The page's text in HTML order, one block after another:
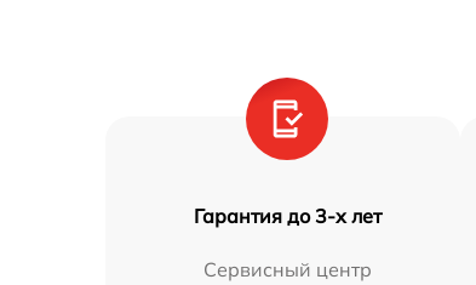
Гарантия до 3-х лет
Сервисный центр